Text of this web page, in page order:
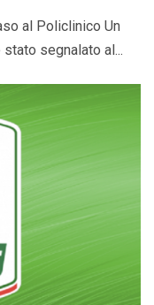
al Policlinico Un
segnalato al...